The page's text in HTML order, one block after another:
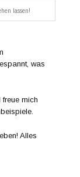
lassen!
was
mich
Alles